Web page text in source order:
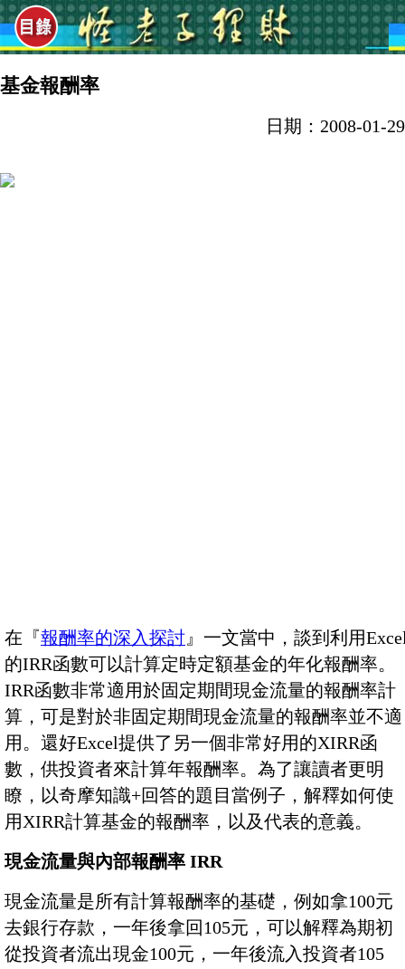
基金報酬率
日期：2008-01-29
在『報酬率的深入探討 』一文當中，談到利用
的IRR函數可以計算定時定額基金的年化報酬率。
IRR函數非常適用於固定期間現金流量的報酬率計
算，可是對於非固定期間現金流量的報酬率並不適
用。還好Excel提供了另一個非常好用的XIRR函
數，供投資者來計算年報酬率。為了讓讀者更明
瞭，以奇摩知識+回答的題目當例子，解釋如何使
用XIRR計算基金的報酬率，以及代表的意義。
現金流量與內部報酬率 IRR
現金流量是所有計算報酬率的基礎，例如拿100元
去銀行存款，一年後拿回105元，可以解釋為期初
從投資者流出現金100元，一年後流入投資者105